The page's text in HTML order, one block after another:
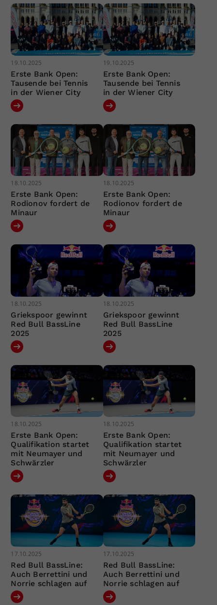
19.10.2025
Erste Bank Open:
Tausende bei Tennis
in der Wiener City
19.10.2025
Erste Bank Open:
Tausende bei Tennis
in der Wiener City
18.10.2025
Erste Bank Open:
Rodionov fordert de
Minaur
18.10.2025
Erste Bank Open:
Rodionov fordert de
Minaur
18.10.2025
Griekspoor gewinnt
Red Bull BassLine
2025
18.10.2025
Griekspoor gewinnt
Red Bull BassLine
2025
18.10.2025
Erste Bank Open:
Qualifikation startet
mit Neumayer und
Schwärzler
18.10.2025
Erste Bank Open:
Qualifikation startet
mit Neumayer und
Schwärzler
17.10.2025
Red Bull BassLine:
Auch Berrettini und
Norrie schlagen auf
17.10.2025
Red Bull BassLine:
Auch Berrettini und
Norrie schlagen auf